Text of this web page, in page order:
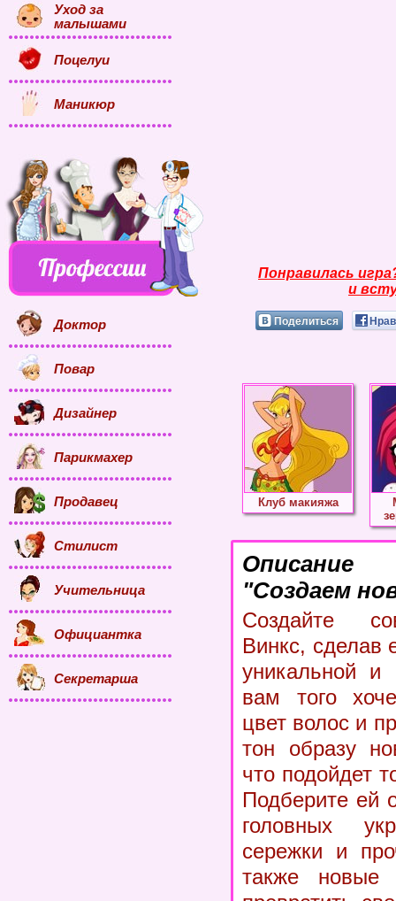
Понравилась
и
Поделиться
Клуб макияжа
"Создаем
Создайте
Винкс, сделав
уникальной и
вам того
цвет волос и
тон образу
что подойдет
Подберите ей
головных
сережки и
также новые
Уход за
малышами
Поцелуи
Маникюр
Доктор
Повар
Дизайнер
Парикмахер
Продавец
Стилист
Учительница
Официантка
Секретарша